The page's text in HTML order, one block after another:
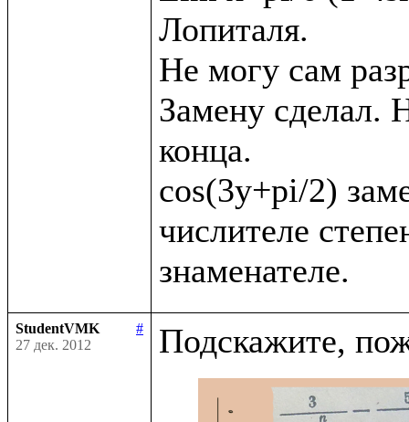
Лопиталя.
Не могу сам
Замену сделал.
конца.
cos(3y+pi/2)
числителе
StudentVMK
#
27 дек. 2012